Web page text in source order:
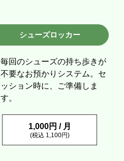
シューズロッカー
毎回のシューズの持ち歩きが
不要なお預かりシステム。セ
ッション時に、ご準備しま
す。
1,000円 / 月
(税込 1,100円)